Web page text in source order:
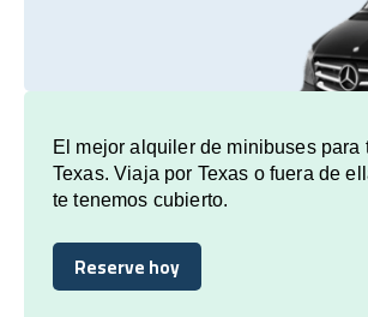
El mejor alquiler de minibuses para
Texas. Viaja por Texas o fuera de
te tenemos cubierto.
Reserve hoy
Reserve hoy